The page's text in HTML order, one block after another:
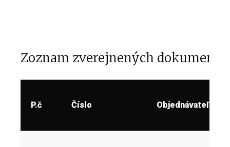
Zoznam zverejnených
P.č Číslo Objednávateľ